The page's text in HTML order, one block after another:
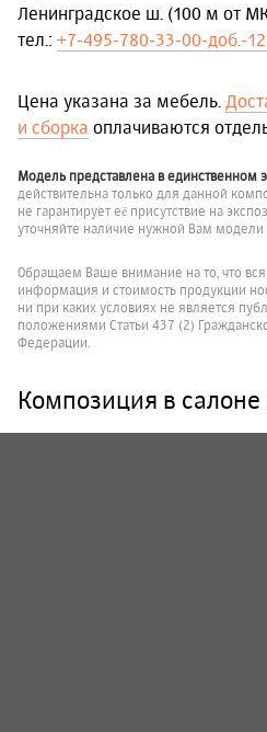
Ленинградское ш. (100 м от
тел.: +7-495-780-33-00-доб.-
Цена указана за мебель.
и сборка оплачиваются
Модель представлена в единственном
действительна только для данной
не гарантирует её присутствие на
уточняйте наличие нужной Вам
Обращаем Ваше внимание на то, что вся
информация и стоимость продукции
ни при каких условиях не является
положениями Статьи 437 (2)
Федерации.
Композиция в